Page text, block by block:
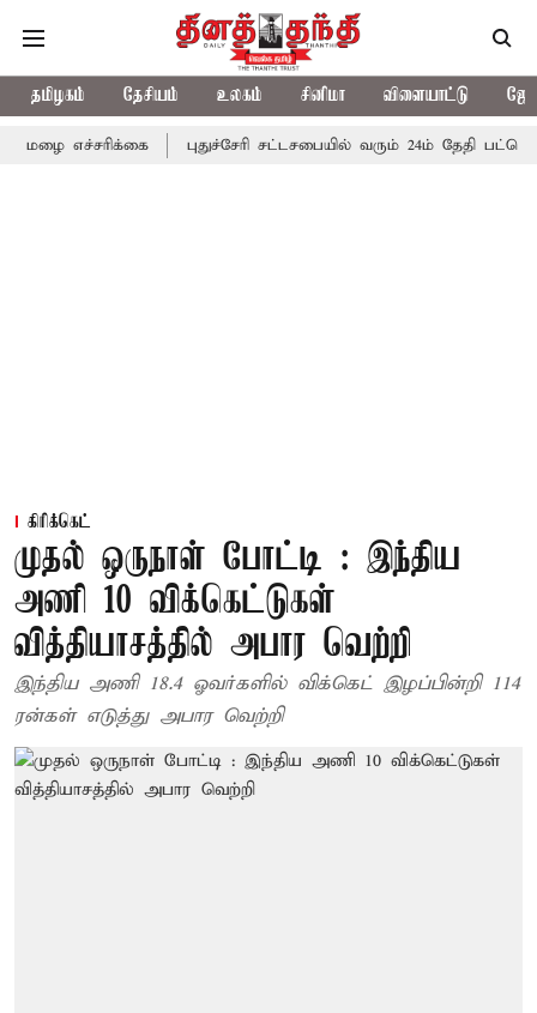
தமிழகம் தேசியம் உலகம் சினிமா விளையாட்டு
புதுச்சேரி சட்டசபையில் வரும் 24ம் தேதி பட்ஜெட் தாக்கல்
கிரிக்கெட்
முதல் ஒருநாள் போட்டி : இந்திய
அணி 10 விக்கெட்டுகள்
வித்தியாசத்தில் அபார வெற்றி
இந்திய அணி 18.4 ஓவர்களில் விக்கெட் இழப்பின்றி 114
ரன்கள் எடுத்து அபார வெற்றி